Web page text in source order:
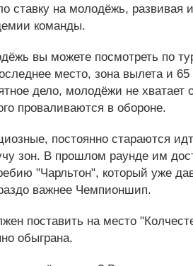
ставку на молодёжь, развивая
команды.
вы можете посмотреть по
место, зона вылета и
дело, молодёжи не хватает
проваливаются в обороне.
постоянно стараются
зон. В прошлом раунде им
"Чарльтон", который уже
важнее Чемпионшип.
поставить на место
обыграна.